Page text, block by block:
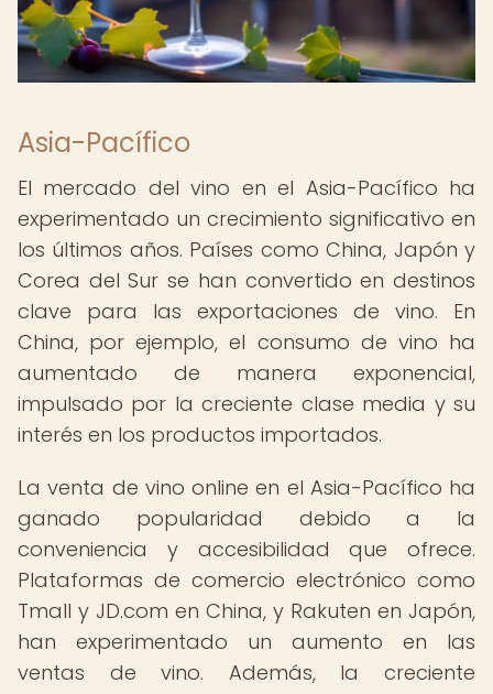
Asia-Pacífico
El mercado del vino en el Asia-Pacífico ha
experimentado un crecimiento significativo en
los últimos años. Países como China, Japón y
Corea del Sur se han convertido en destinos
clave para las exportaciones de vino. En
China, por ejemplo, el consumo de vino ha
aumentado de manera exponencial,
impulsado por la creciente clase media y su
interés en los productos importados.
La venta de vino online en el Asia-Pacífico ha
ganado popularidad debido a la
conveniencia y accesibilidad que ofrece.
Plataformas de comercio electrónico como
Tmall y JD.com en China, y Rakuten en Japón,
han experimentado un aumento en las
ventas de vino. Además, la creciente